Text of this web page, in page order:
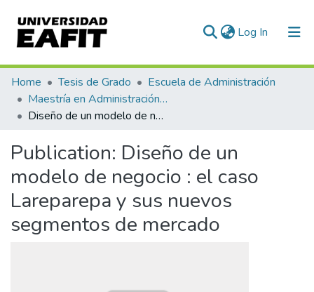
Log In (current)
Communities & Collections
All of DSpace
Home Tesis de Grado
Escuela de Administración
Maestría en Administración - MBA (tesis)
Diseño de un modelo de negocio : el caso Lareparepa y sus nuevos segmentos de mercado
Publication: Diseño de un
modelo de negocio : el caso
Lareparepa y sus nuevos
segmentos de mercado